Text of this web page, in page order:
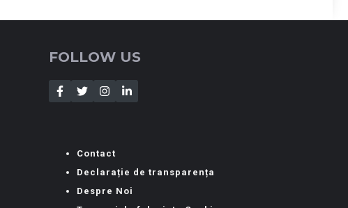
FOLLOW US
Contact
Declarație de transparența
Despre Noi